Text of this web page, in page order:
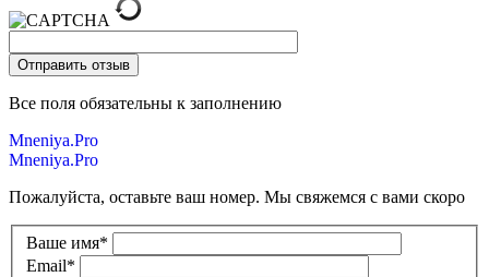
Все поля обязательны к заполнению
Mneniya.Pro
Mneniya.Pro
Пожалуйста, оставьте ваш номер. Мы свяжемся с вами скоро
Ваше имя*
Email*